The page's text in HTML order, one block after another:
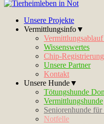
Unsere Projekte
Vermittlungsinfo▼
Wissenswertes
Chip-Registrierung
Unsere Partner
Kontakt
Unsere Hunde▼
Tötungshunde
Vermittlungshunde
Seniorenhunde für
Notfelle